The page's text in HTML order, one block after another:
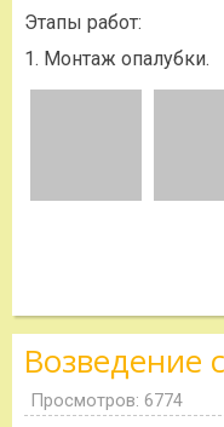
Этапы работ:
1. Монтаж опалубки.
Возведение
Просмотров: 6774